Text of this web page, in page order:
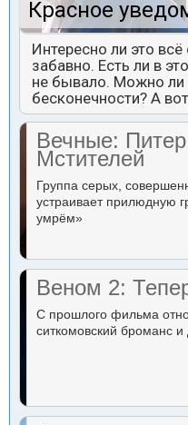
Красное
Интересно ли это
забавно. Есть ли в
не бывало. Можно ли
бесконечности? А
Вечные:
Мстителей
Группа серых,
устраивает прилюдную
умрём»
Веном 2:
С прошлого фильма
ситкомовский броманс и